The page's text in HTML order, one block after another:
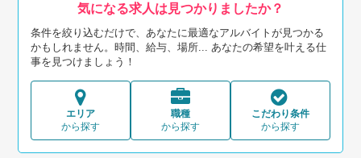
気になる求人は見つかりましたか？
条件を絞り込むだけで、あなたに最適なアルバイトが見つかる
かもしれません。時間、給与、場所... あなたの希望を叶える仕
事を見つけましょう！
エリア
から探す
職種
から探す
こだわり条件
から探す